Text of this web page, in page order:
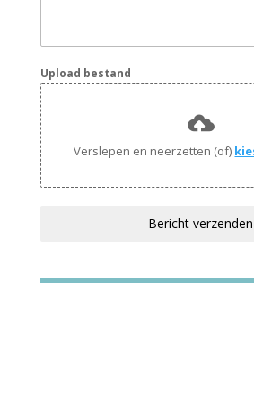
Upload bestand
Verslepen en neerzetten (of)
Bericht verzenden